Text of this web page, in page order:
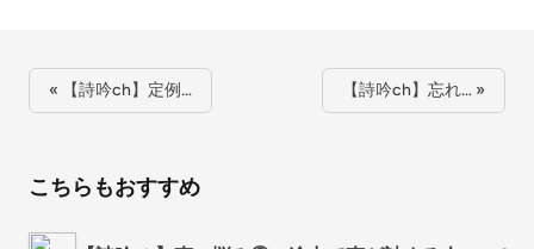
« 【詩吟ch】定例… 【詩吟ch】忘れ… »
こちらもおすすめ